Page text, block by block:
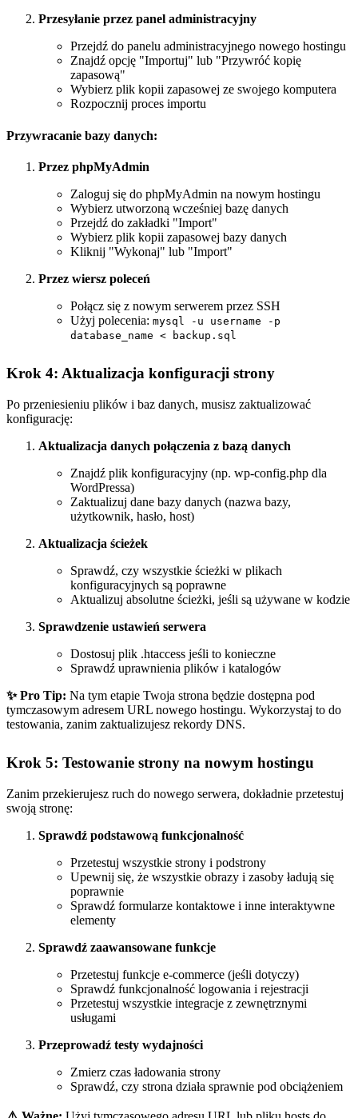
Przesyłanie przez panel administracyjny
Przejdź do panelu administracyjnego nowego hostingu
Znajdź opcję "Importuj" lub "Przywróć kopię
zapasową"
Wybierz plik kopii zapasowej ze swojego komputera
Rozpocznij proces importu
Przywracanie bazy danych:
Przez phpMyAdmin
Zaloguj się do phpMyAdmin na nowym hostingu
Wybierz utworzoną wcześniej bazę danych
Przejdź do zakładki "Import"
Wybierz plik kopii zapasowej bazy danych
Kliknij "Wykonaj" lub "Import"
Przez wiersz poleceń
Połącz się z nowym serwerem przez SSH
Użyj polecenia: mysql -u username -p
database_name < backup.sql
Krok 4: Aktualizacja konfiguracji strony
Po przeniesieniu plików i baz danych, musisz zaktualizować
konfigurację:
Aktualizacja danych połączenia z bazą danych
Znajdź plik konfiguracyjny (np. wp-config.php dla
WordPressa)
Zaktualizuj dane bazy danych (nazwa bazy,
użytkownik, hasło, host)
Aktualizacja ścieżek
Sprawdź, czy wszystkie ścieżki w plikach
konfiguracyjnych są poprawne
Aktualizuj absolutne ścieżki, jeśli są używane w kodzie
Sprawdzenie ustawień serwera
Dostosuj plik .htaccess jeśli to konieczne
Sprawdź uprawnienia plików i katalogów
✨ Pro Tip: Na tym etapie Twoja strona będzie dostępna pod
tymczasowym adresem URL nowego hostingu. Wykorzystaj to do
testowania, zanim zaktualizujesz rekordy DNS.
Krok 5: Testowanie strony na nowym hostingu
Zanim przekierujesz ruch do nowego serwera, dokładnie przetestuj
swoją stronę:
Sprawdź podstawową funkcjonalność
Przetestuj wszystkie strony i podstrony
Upewnij się, że wszystkie obrazy i zasoby ładują się
poprawnie
Sprawdź formularze kontaktowe i inne interaktywne
elementy
Sprawdź zaawansowane funkcje
Przetestuj funkcje e-commerce (jeśli dotyczy)
Sprawdź funkcjonalność logowania i rejestracji
Przetestuj wszystkie integracje z zewnętrznymi
usługami
Przeprowadź testy wydajności
Zmierz czas ładowania strony
Sprawdź, czy strona działa sprawnie pod obciążeniem